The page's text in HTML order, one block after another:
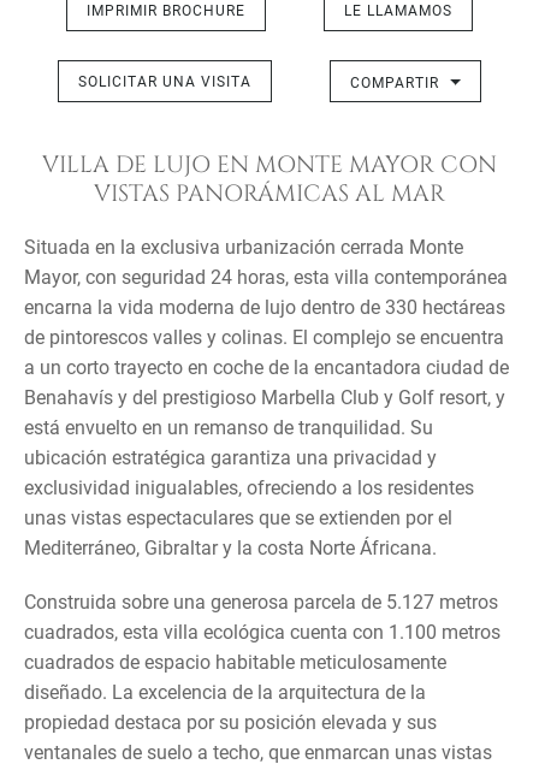
IMPRIMIR BROCHURE LE LLAMAMOS
SOLICITAR UNA VISITA COMPARTIR
VILLA DE LUJO EN MONTE MAYOR CON
VISTAS PANORÁMICAS AL MAR
Situada en la exclusiva urbanización cerrada Monte
Mayor, con seguridad 24 horas, esta villa contemporánea
encarna la vida moderna de lujo dentro de 330 hectáreas
de pintorescos valles y colinas. El complejo se encuentra
a un corto trayecto en coche de la encantadora ciudad de
Benahavís y del prestigioso Marbella Club y Golf resort, y
está envuelto en un remanso de tranquilidad. Su
ubicación estratégica garantiza una privacidad y
exclusividad inigualables, ofreciendo a los residentes
unas vistas espectaculares que se extienden por el
Mediterráneo, Gibraltar y la costa Norte Áfricana.
Construida sobre una generosa parcela de 5.127 metros
cuadrados, esta villa ecológica cuenta con 1.100 metros
cuadrados de espacio habitable meticulosamente
diseñado. La excelencia de la arquitectura de la
propiedad destaca por su posición elevada y sus
ventanales de suelo a techo, que enmarcan unas vistas